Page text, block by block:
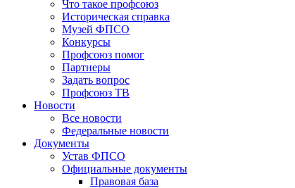
Что такое профсоюз
Историческая справка
Музей ФПСО
Конкурсы
Профсоюз помог
Партнеры
Задать вопрос
Профсоюз ТВ
Новости
Все новости
Федеральные новости
Документы
Устав ФПСО
Официальные документы
Правовая база